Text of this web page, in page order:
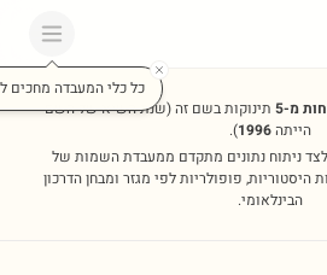
כל כלי המעבדה מחכים
מ-5 תינוקות בשם זה(שנת השיא של השם
הייתה1996
).
לצד ניתוח נתונים מתקדם ממעבדת השמות של
פופולריות לפי מגזר ומבחן הדרכון
הבינלאומי.